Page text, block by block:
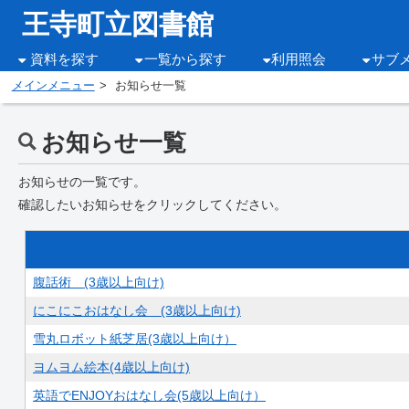
王寺町立図書館
資料を探す 一覧から探す 利用照会 サブ
メインメニュー お知らせ一覧
お知らせ一覧
お知らせの一覧です。
確認したいお知らせをクリックしてください。
腹話術 (3歳以上向け)
にこにこおはなし会 (3歳以上向け)
雪丸ロボット紙芝居(3歳以上向け）
ヨムヨム絵本(4歳以上向け)
英語でENJOYおはなし会(5歳以上向け）